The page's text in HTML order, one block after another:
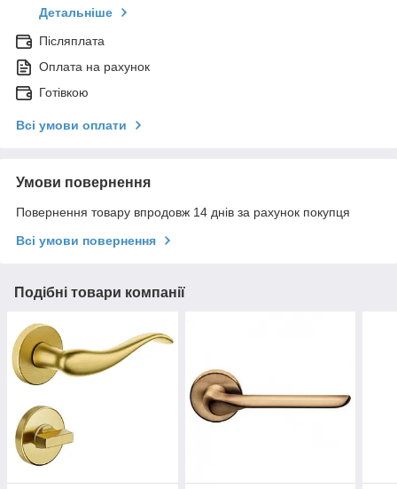
Детальніше
Післяплата
Оплата на рахунок
Готівкою
Всі умови оплати
Умови повернення
Повернення товару впродовж 14 днів за рахунок покупця
Всі умови повернення
Подібні товари компанії